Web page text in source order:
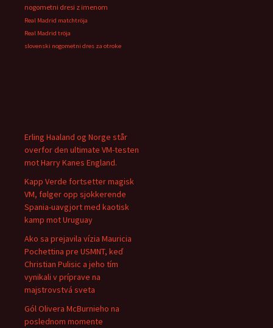
nogometni dresi z imenom
Real Madrid matchtröja
Real Madrid tröja
slovenski nogometni dres za otroke
Erling Haaland og Norge står
overfor den ultimate VM-testen
mot Harry Kanes England.
Kapp Verde fortsetter magisk
VM, følger opp sjokkerende
Spania-uavgjort med kaotisk
kamp mot Uruguay
Ako sa prejavila vízia Mauricia
Pochettina pre USMNT, keď
Christian Pulisic a jeho tím
vynikali v príprave na
majstrovstvá sveta
Gól Olivera McBurnieho na
poslednom momente